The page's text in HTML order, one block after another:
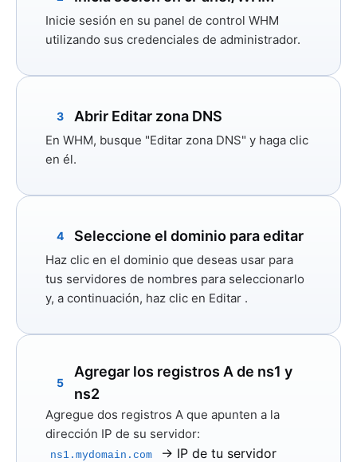
Inicie sesión en su panel de control WHM
utilizando sus credenciales de administrador.
3 Abrir Editar zona DNS
En WHM, busque "Editar zona DNS" y haga clic
en él.
4 Seleccione el dominio para editar
Haz clic en el dominio que deseas usar para
tus servidores de nombres para seleccionarlo
y, a continuación, haz clic en Editar .
5
Agregar los registros A de ns1 y
ns2
Agregue dos registros A que apunten a la
dirección IP de su servidor:
ns1.mydomain.com → IP de tu servidor